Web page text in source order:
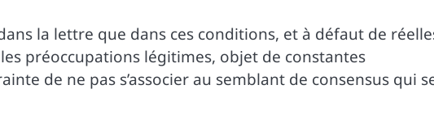
la lettre que dans ces conditions, et à défaut de
préoccupations légitimes, objet de constantes
de ne pas s’associer au semblant de consensus qui